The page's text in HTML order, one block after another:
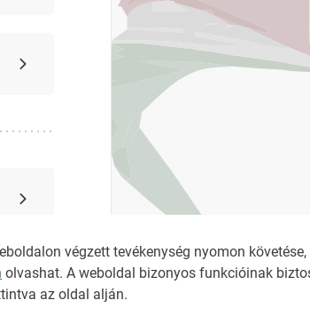
végzett tevékenység nyomon
olvashat. A weboldal bizonyos funkcióinak
az oldal alján.